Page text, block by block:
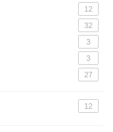
12
32
3
3
27
12